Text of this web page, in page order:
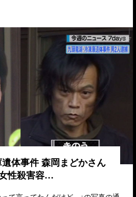
体事件 森岡まどかさん
性殺害容…